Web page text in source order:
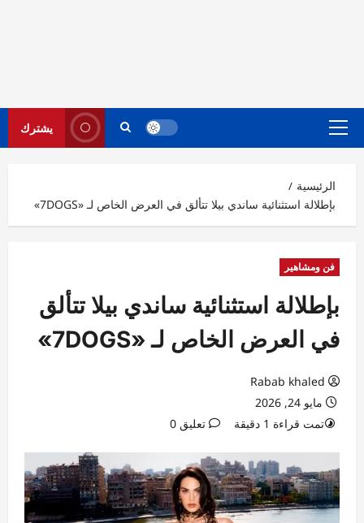
القائمة
يشترك
الرئيسية
بإطلالة استثنائية ساندي بيلا تتألق في العرض الخاص لـ «7DOGS»
فن ومشاهير
بإطلالة استثنائية ساندي بيلا تتألق
في العرض الخاص لـ «7DOGS»
Rabab khaled
مايو 24, 2026
تمت قراءة 1 دقيقة
تعليق 0